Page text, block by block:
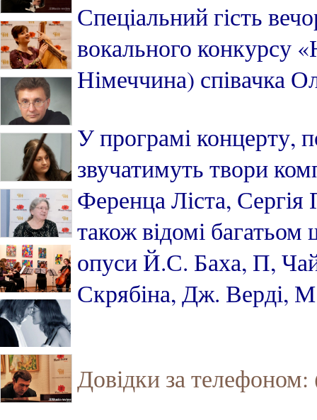
Спеціальний гість
вокального конкурсу
Німеччина) співачка
У програмі концерту,
звучатимуть твори
Ференца Ліста,
також відомі
опуси Й.С. Баха, П,
Скрябіна, Дж. Верді,
Довідки за